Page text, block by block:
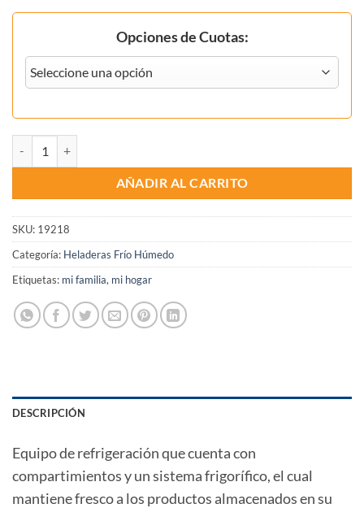
Opciones de Cuotas:
AÑADIR AL CARRITO
SKU: 19218
Categoría: Heladeras Frío Húmedo
Etiquetas: mi familia, mi hogar
DESCRIPCIÓN
Equipo de refrigeración que cuenta con
compartimientos y un sistema frigorífico, el cual
mantiene fresco a los productos almacenados en su